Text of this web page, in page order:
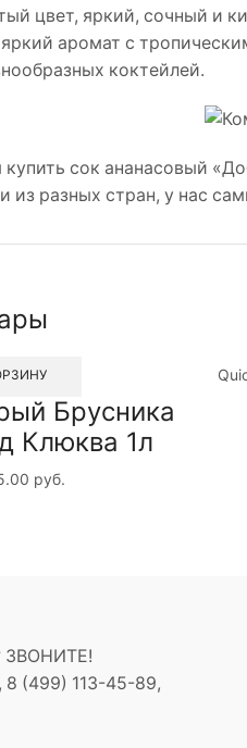
цвет, яркий, сочный и
аромат с
коктейлей.
купить сок ананасовый
из разных стран, у нас
Брусника
Клюква 1л
руб.
8 (499) 113-45-89,